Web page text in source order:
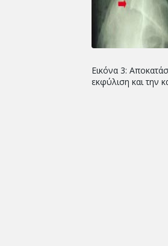
Εικόνα 3:
εκφύλιση και την